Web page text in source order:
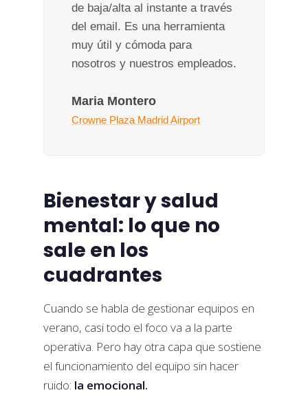
de baja/alta al instante a través
del email. Es una herramienta
muy útil y cómoda para
nosotros y nuestros empleados.
Maria Montero
Crowne Plaza Madrid Airport
Bienestar y salud
mental: lo que no
sale en los
cuadrantes
Cuando se habla de gestionar equipos en
verano, casi todo el foco va a la parte
operativa. Pero hay otra capa que sostiene
el funcionamiento del equipo sin hacer
ruido: la emocional.